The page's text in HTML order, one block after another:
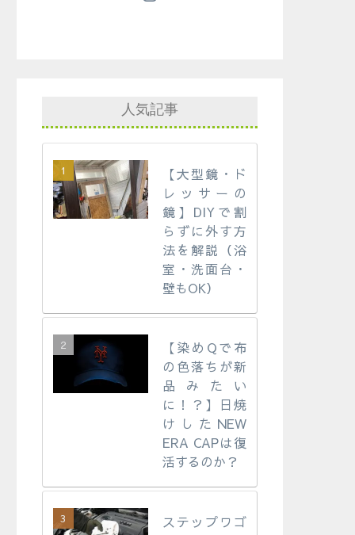
人気記事
【大型鏡・ド
レッサーの
鏡】DIYで割
らずに外す方
法を解説（浴
室・洗面台・
壁もOK）
【染めQで布
の色落ちが新
品みたい
に！？】日焼
けしたNEW
ERA CAPは復
活するのか？
ステップワゴ